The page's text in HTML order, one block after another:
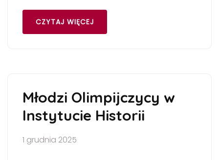
CZYTAJ WIĘCEJ
Młodzi Olimpijczycy w
Instytucie Historii
1 grudnia 2025